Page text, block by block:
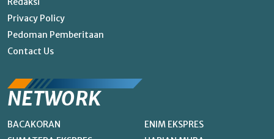
Privacy Policy
Pedoman Pemberitaan
Contact Us
NETWORK
BACAKORAN
ENIM EKSPRES